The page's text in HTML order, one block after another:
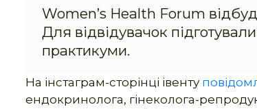
Women’s Health Forum
Для відвідувачок
практикуми.
На інстаграм-сторінці івенту
ендокринолога, гінеколога-